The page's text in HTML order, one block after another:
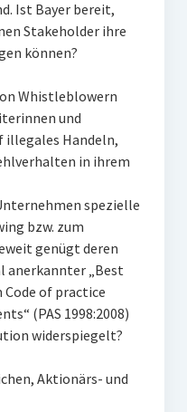
Ist Bayer bereit,
Stakeholder ihre
können?
Whistleblowern
und
illegales Handeln,
in ihrem
spezielle
bzw. zum
genügt deren
„Best
Code of practice
(PAS 1998:2008)
widerspiegelt?
Aktionärs- und